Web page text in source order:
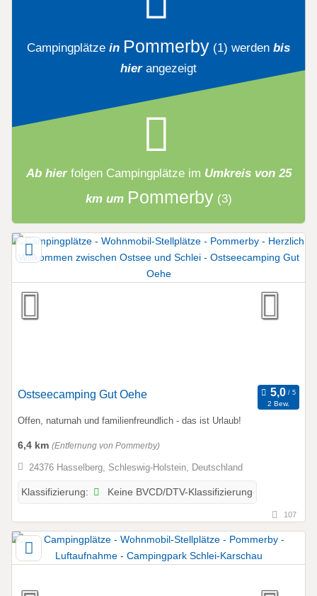
Campingplätze in Pommerby (1) werden bis
hierangezeigt
Ab hier folgen Campingplätzeim Umkreis von 25
km um Pommerby (3)
Ostseecamping Gut Oehe
2 Bew.
Offen, naturnah und familienfreundlich - das ist Urlaub!
6,4 km (Entfernung von Pommerby)
24376 Hasselberg, Schleswig-Holstein, Deutschland
Klassifizierung: Keine BVCD/DTV-Klassifizierung
107